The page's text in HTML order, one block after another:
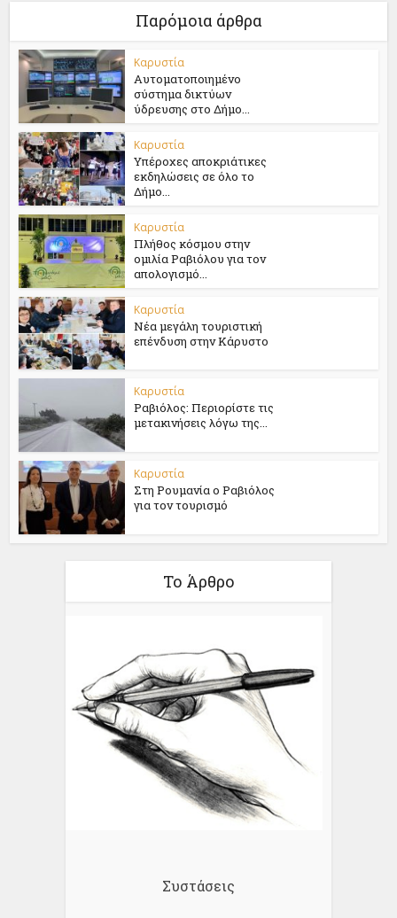
Παρόμοια άρθρα
Καρυστία
Αυτοματοποιημένο
σύστημα δικτύων
ύδρευσης στο Δήμο...
Καρυστία
Υπέροχες αποκριάτικες
εκδηλώσεις σε όλο το
Δήμο...
Καρυστία
Πλήθος κόσμου στην
ομιλία Ραβιόλου για τον
απολογισμό...
Καρυστία
Νέα μεγάλη τουριστική
επένδυση στην Κάρυστο
Καρυστία
Ραβιόλος: Περιορίστε τις
μετακινήσεις λόγω της...
Καρυστία
Στη Ρουμανία ο Ραβιόλος
για τον τουρισμό
Το Άρθρο
Συστάσεις